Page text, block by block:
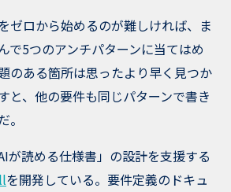
ゼロから始めるのが難しければ、ま
で5つのアンチパターンに当てはめ
のある箇所は思ったより早く見つか
と、他の要件も同じパターンで書き
が読める仕様書」の設計を支援する
を開発している。要件定義のドキュ